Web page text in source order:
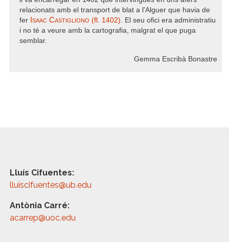
relacionats amb el transport de blat a l'Alguer que havia de
fer Isaac Castigliono (fl. 1402). El seu ofici era administratiu
i no té a veure amb la cartografia, malgrat el que puga
semblar.
Gemma Escribà Bonastre
Lluís Cifuentes:
lluiscifuentes@ub.edu
Antònia Carré:
acarrep@uoc.edu